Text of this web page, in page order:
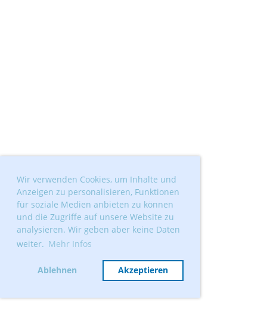
Wir verwenden Cookies, um Inhalte und
Anzeigen zu personalisieren, Funktionen
für soziale Medien anbieten zu können
und die Zugriffe auf unsere Website zu
analysieren. Wir geben aber keine Daten
weiter. Mehr Infos
Ablehnen Akzeptieren